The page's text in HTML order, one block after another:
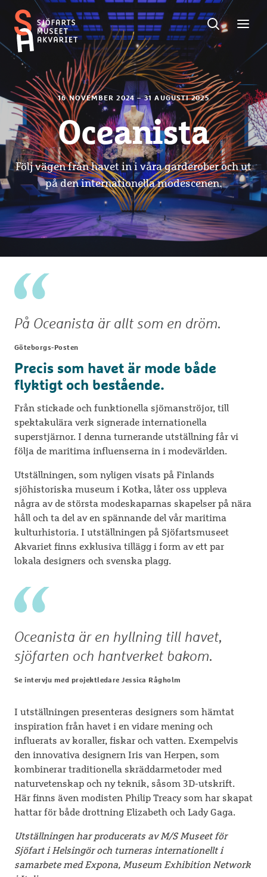
Sjöfartsmuseet
Akvariet
Sök
Toggle
16 NOVEMBER 2024 – 31 AUGUSTI 2025
Oceanista
Följ vägen från havet in i våra garderober och ut
på den internationella modescenen.
På Oceanista är allt som en dröm.
Göteborgs-Posten
Precis som havet är mode både
flyktigt och bestående.
Från stickade och funktionella sjömanströjor, till
spektakulära verk signerade internationella
superstjärnor. I denna turnerande utställning får vi
följa de maritima influenserna in i modevärlden.
Utställningen, som nyligen visats på Finlands
sjöhistoriska museum i Kotka, låter oss uppleva
några av de största modeskaparnas skapelser på nära
håll och ta del av en spännande del vår maritima
kulturhistoria. I utställningen på Sjöfartsmuseet
Akvariet finns exklusiva tillägg i form av ett par
lokala designers och svenska plagg.
Oceanista är en hyllning till havet,
sjöfarten och hantverket bakom.
Se intervju med projektledare Jessica Rågholm
I utställningen presenteras designers som hämtat
inspiration från havet i en vidare mening och
influerats av koraller, fiskar och vatten. Exempelvis
den innovativa designern Iris van Herpen, som
kombinerar traditionella skräddarmetoder med
naturvetenskap och ny teknik, såsom 3D-utskrift.
Här finns även modisten Philip Treacy som har skapat
hattar för både drottning Elizabeth och Lady Gaga.
Utställningen har producerats av M/S Museet för
Sjöfart i Helsingör och turneras internationellt i
samarbete med Expona, Museum Exhibition Network